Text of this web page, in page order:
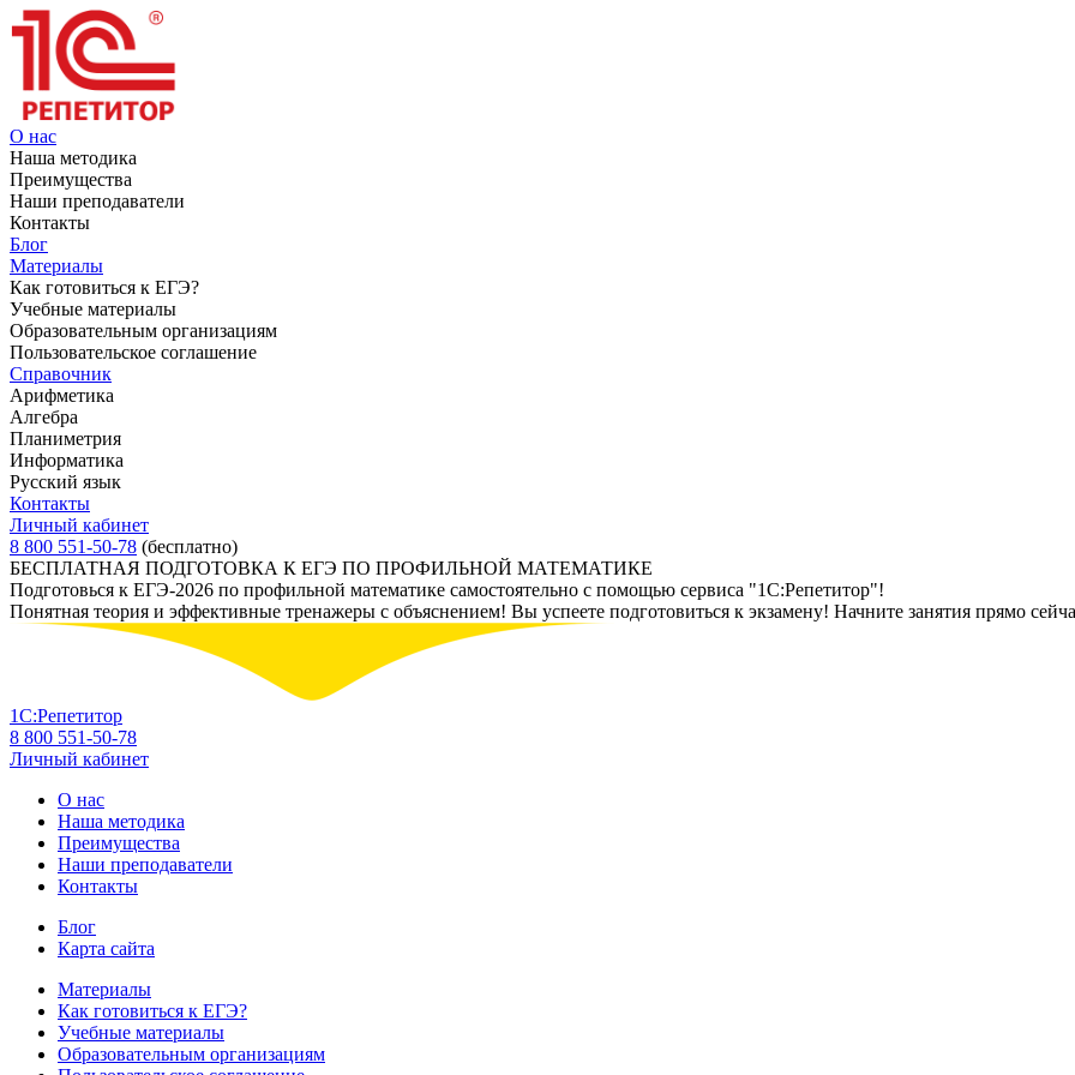
О нас
Наша методика
Преимущества
Наши преподаватели
Контакты
Блог
Материалы
Как готовиться к ЕГЭ?
Учебные материалы
Образовательным организациям
Пользовательское соглашение
Справочник
Арифметика
Алгебра
Планиметрия
Информатика
Русский язык
Контакты
Личный кабинет
8 800 551-50-78 (бесплатно)
БЕСПЛАТНАЯ ПОДГОТОВКА К ЕГЭ ПО ПРОФИЛЬНОЙ МАТЕМАТИКЕ
Подготовься к ЕГЭ-2026 по профильной математике самостоятельно с помощью сервиса "1С:Репетитор"!
Понятная теория и эффективные тренажеры с объяснением! Вы успеете подготовиться к экзамену! Начните занятия прямо
1С:Репетитор
8 800 551-50-78
Личный кабинет
О нас
Наша методика
Преимущества
Наши преподаватели
Контакты
Блог
Карта сайта
Материалы
Как готовиться к ЕГЭ?
Учебные материалы
Образовательным организациям